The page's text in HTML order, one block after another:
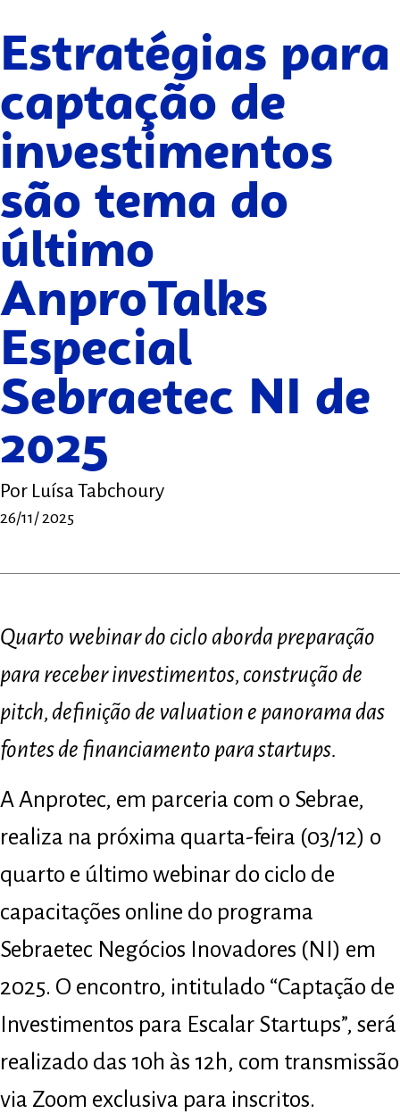
Estratégias para
captação de
investimentos
são tema do
último
AnproTalks
Especial
Sebraetec NI de
2025
Por Luísa Tabchoury
26/11/ 2025
Quarto webinar do ciclo aborda preparação
para receber investimentos, construção de
pitch, definição de valuation e panorama das
fontes de financiamento para startups.
A Anprotec, em parceria com o Sebrae,
realiza na próxima quarta-feira (03/12) o
quarto e último webinar do ciclo de
capacitações online do programa
Sebraetec Negócios Inovadores (NI) em
2025. O encontro, intitulado “Captação de
Investimentos para Escalar Startups”, será
realizado das 10h às 12h, com transmissão
via Zoom exclusiva para inscritos.